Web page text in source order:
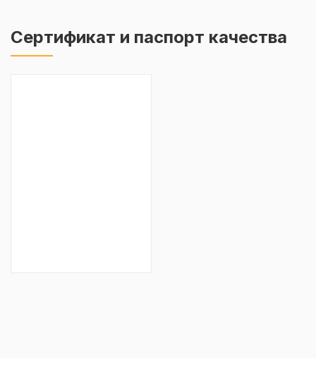
Сертификат и паспорт качества